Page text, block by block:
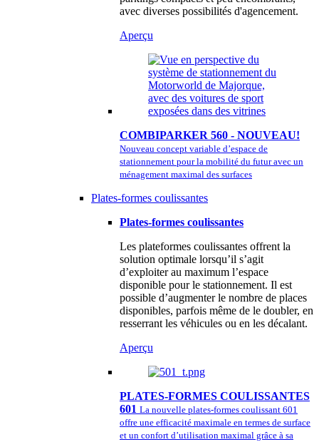
avec diverses possibilités d'agencement.
Aperçu
COMBIPARKER 560 - NOUVEAU!
Nouveau concept variable d’espace de
stationnement pour la mobilité du futur avec un
ménagement maximal des surfaces
Plates-formes coulissantes
Plates-formes coulissantes
Les plateformes coulissantes offrent la
solution optimale lorsqu’il s’agit
d’exploiter au maximum l’espace
disponible pour le stationnement. Il est
possible d’augmenter le nombre de places
disponibles, parfois même de le doubler, en
resserrant les véhicules ou en les décalant.
Aperçu
PLATES-FORMES COULISSANTES
601 La nouvelle plates-formes coulissant 601
offre une efficacité maximale en termes de surface
et un confort d’utilisation maximal grâce à sa